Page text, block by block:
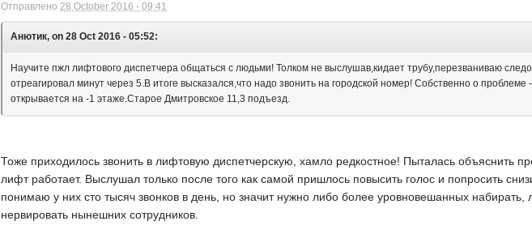
Отправлено28 October 2016 - 09:41
Анютик, on 28 Oct 2016 - 05:52:
Научите пжл лифтового диспетчера общаться с людьми! Толком не выслушав,кидает трубу,перезваниваю
отреагировал минут через 5.В итоге высказался,что надо звонить на городской номер! Собственно о
открывается на -1 этаже.Старое Дмитровское 11,3 подъезд.
Тоже приходилось звонить в лифтовую диспетчерскую, хамло редкостное! Пыталась объяснить
лифт работает. Выслушал только после того как самой пришлось повысить голос и попросить
понимаю у них сто тысяч звонков в день, но значит нужно либо более уровновешанных набирать,
нервировать нынешних сотрудников.